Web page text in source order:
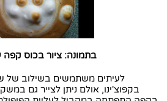
בתמונה: ציור בכוס קפה
לעיתים משתמשים בשילוב של
בקפוצ'ינו, אולם ניתן לצייר גם